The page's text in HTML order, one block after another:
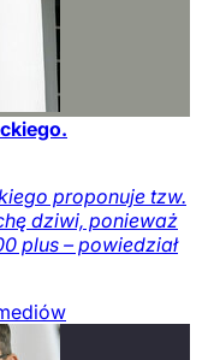
proponuje tzw.
dziwi, ponieważ
plus – powiedział